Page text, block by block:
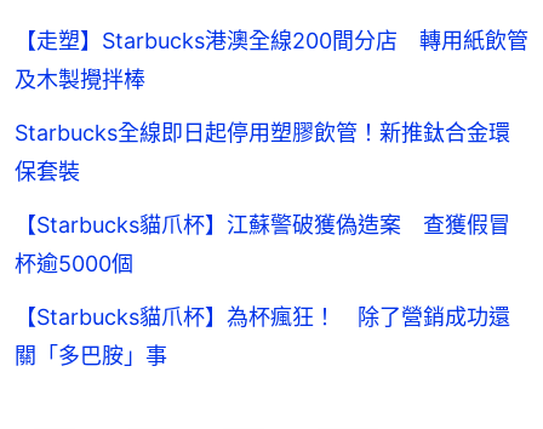
【走塑】Starbucks港澳全線200間分店 轉用紙飲管
及木製攪拌棒
Starbucks全線即日起停用塑膠飲管！新推鈦合金環
保套裝
【Starbucks貓爪杯】江蘇警破獲偽造案 查獲假冒
杯逾5000個
【Starbucks貓爪杯】為杯瘋狂！ 除了營銷成功還
關「多巴胺」事